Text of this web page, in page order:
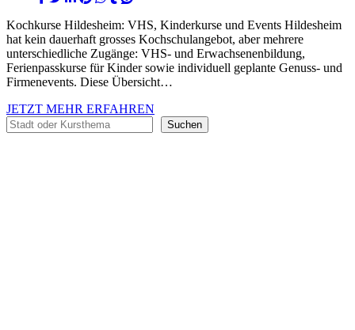
Kochkurse Hildesheim: VHS, Kinderkurse und Events Hildesheim
hat kein dauerhaft grosses Kochschulangebot, aber mehrere
unterschiedliche Zugänge: VHS- und Erwachsenenbildung,
Ferienpasskurse für Kinder sowie individuell geplante Genuss- und
Firmenevents. Diese Übersicht…
JETZT MEHR ERFAHREN
Suchen
Suchen